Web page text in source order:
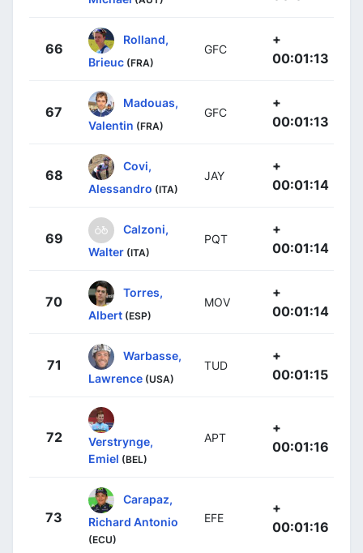
66
Rolland,
Brieuc (FRA)
GFC
+
00:01:13
67
Madouas,
Valentin (FRA)
GFC
+
00:01:13
68
Covi,
Alessandro (ITA)
JAY
+
00:01:14
69
Calzoni,
Walter (ITA)
PQT
+
00:01:14
70
Torres,
Albert (ESP)
MOV
+
00:01:14
71
Warbasse,
Lawrence (USA)
TUD
+
00:01:15
72
Verstrynge,
Emiel (BEL)
APT
+
00:01:16
73
Carapaz,
Richard Antonio
(ECU)
EFE
+
00:01:16